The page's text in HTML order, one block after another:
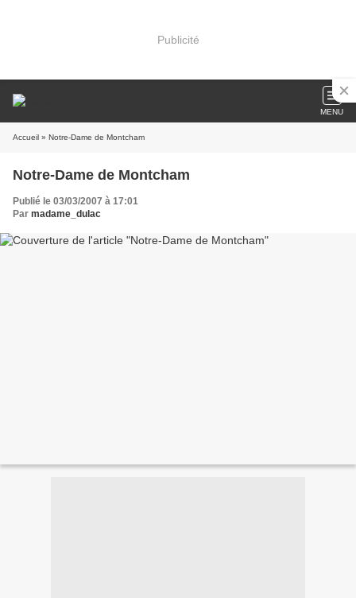
Publicité
MENU
Accueil » Notre-Dame de Montcham
Notre-Dame de Montcham
Publié le 03/03/2007 à 17:01
Par madame_dulac